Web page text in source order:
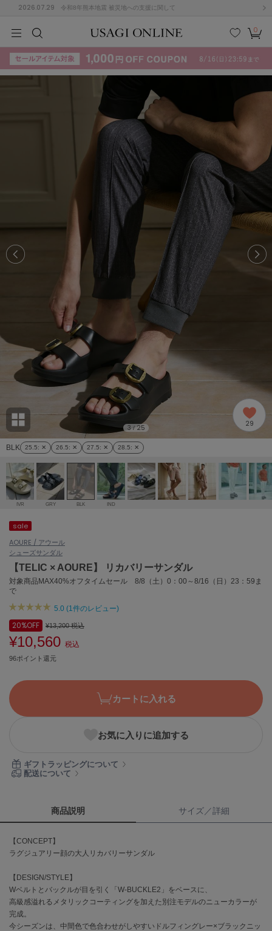
2026.07.29 令和8年熊本地震 被災地への支援に関して
検索
お気
に入
カー
ト
0
KIDSBABYBEAUTYLIFE STYLE
(715)
ョン雑貨 (865)
/ランジェリー (127)
ェア (121)
(124)
KIDSBABYBEAUTYLIFE STYLE
G
M
T U
その
ACYM
アシーム
adidas by Stella McCartney
アディダス バイ ステラマッカートニー
ALLISON BROWN
アリソンブラウン
amabro
Ame no chi Hare
アメノチハレ
AMOMMA
アモマ
ánuans
アニュアンス
ànuke
アンヌーク
ASICS
アシックス
Ballelite
バレリット
BANDOLIER
バンドリヤー
Barbour
バブアー
Beyond Closet
Calvin Klein
セルフォード
célon
セロン
Clarks Premium
CODE A
コードエー
BLK 25.5: ✕ 26.5: ✕ 27.5: ✕ 28.5: ✕
3 /25 29
IVR GRY BLK IND
sale
AOURE / アウール
シューズサンダル
【TELIC × AOURE】 リカバリーサンダル
対象商品MAX40%オフタイムセール 8/8（土）0：00～8/16（日）23：59ま
で
5.0 (1件のレビュー)
20%OFF ¥13,200税込
¥10,560 税込
96ポイント還元
カートに入れる
お気に入りに追加する
ギフトラッピングについて
配送について
商品説明 サイズ／詳細
【CONCEPT】
ラグジュアリー顔の大人リカバリーサンダル
【DESIGN/STYLE】
Wベルトとバックルが目を引く「W-BUCKLE2」をベースに、
高級感溢れるメタリックコーティングを加えた別注モデルのニューカラーが
完成。
今シーズンは、中間色で色合わせがしやすいドルフィングレー×ブラックニッ